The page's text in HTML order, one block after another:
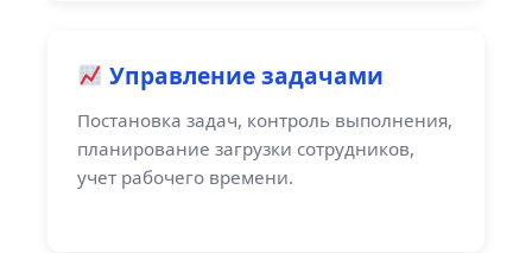
Управление задачами
Постановка задач, контроль выполнения,
планирование загрузки сотрудников,
учет рабочего времени.